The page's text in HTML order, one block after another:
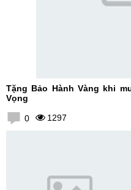
Tặng Bảo Hành Vàng khi
Vọng
0 1297